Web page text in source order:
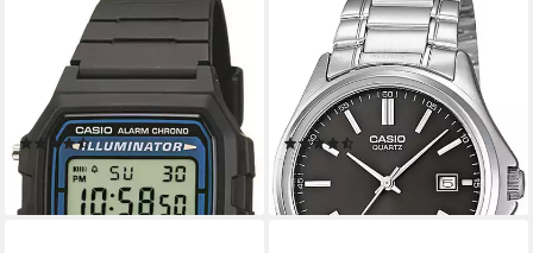
CASIO TIMELESS COLLECTION
Chronograph F-105W-
1AWYEF, Quarzuhr,
Armbanduhr,Herren,Damen,Jugendliche,Digitaluhr,
Resinarmband
(32)
19,90 €
lieferbar - in 1-2 Werktagen bei dir
CASIO TIMELESS COLLECTION
Quarzuhr MTP-1183PA-1AEG,
Armbanduhr, Herrenuhr,
Damenuhr, Edelstahlarmband,
analog, Datum
(21)
47,93 €
lieferbar - in 1-2 Werktagen bei dir